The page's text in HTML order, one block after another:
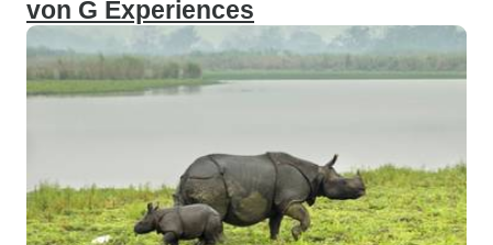
von G Experiences